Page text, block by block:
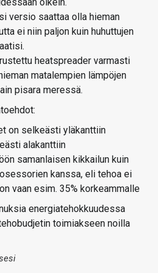
versio saattaa olla hieman
ei niin paljon kuin huhuttujen
heatspreader varmasti
matalempien lämpöjen
pisara meressä.
on selkeästi yläkanttiin
alakanttiin
samanlaisen kikkailun kuin
kanssa, eli tehoa ei
vaan esim. 35% korkeammalle
energiatehokkuudessa
toimiakseen noilla